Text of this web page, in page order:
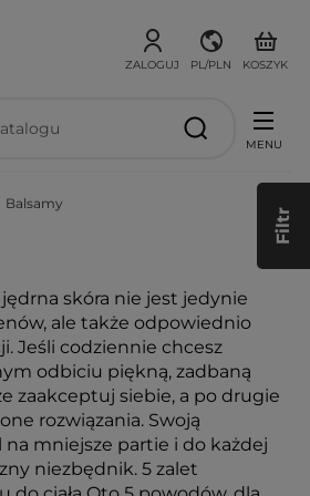
ZALOGUJ PL/PLN KOSZYK
MENU
Balsamy
jędrna skóra nie jest jedynie
ale także odpowiednio
Jeśli codziennie chcesz
odbiciu piękną, zadbaną
zaakceptuj siebie, a po drugie
rozwiązania. Swoją
mniejsze partie i do każdej
niezbędnik. 5 zalet
Filtr